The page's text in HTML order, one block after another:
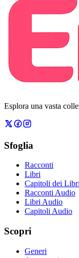
Esplora una vasta
Sfoglia
Racconti
Libri
Capitoli dei Libri
Racconti Audio
Libri Audio
Capitoli Audio
Scopri
Generi